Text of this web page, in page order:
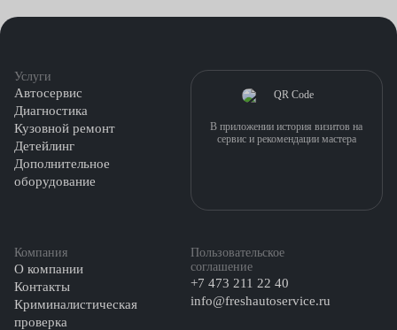
Услуги
Автосервис
Диагностика
Кузовной ремонт
Детейлинг
Дополнительное
оборудование
Компания
О компании
Контакты
Криминалистическая
проверка
Пользовательское
соглашение
+7 473 211 22 40
info@freshautoservice.ru
В приложении история визитов на
сервис и рекомендации мастера